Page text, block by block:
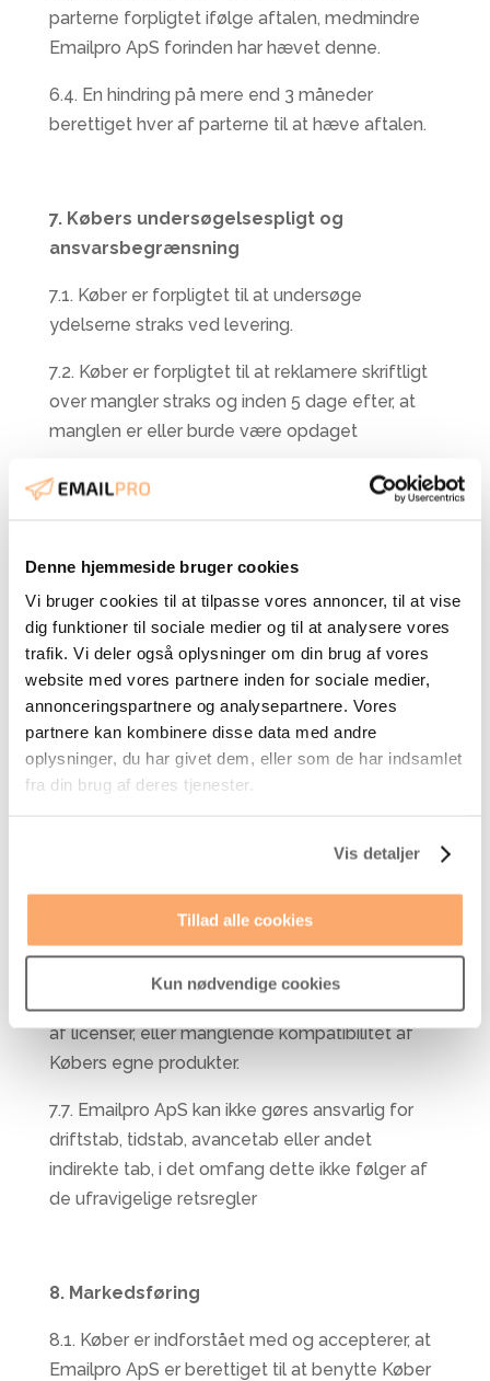
Denne hjemmeside bruger cookies
Vi bruger cookies til at tilpasse vores annoncer, til at vise
dig funktioner til sociale medier og til at analysere vores
trafik. Vi deler også oplysninger om din brug af vores
website med vores partnere inden for sociale medier,
annonceringspartnere og analysepartnere. Vores
partnere kan kombinere disse data med andre
oplysninger, du har givet dem, eller som de har indsamlet
fra din brug af deres tjenester.
Vis detaljer
Tillad alle cookies
Kun nødvendige cookies
parterne forpligtet ifølge aftalen, medmindre
Emailpro ApS forinden har hævet denne.
6.4. En hindring på mere end 3 måneder
berettiget hver af parterne til at hæve aftalen.
7. Købers undersøgelsespligt og
ansvarsbegrænsning
7.1. Køber er forpligtet til at undersøge
ydelserne straks ved levering.
7.2. Køber er forpligtet til at reklamere skriftligt
over mangler straks og inden 5 dage efter, at
manglen er eller burde være opdaget
7.3. Overholder Køber ikke de anførte frister,
produkter og ydelser, som påviseligt er
behæftet med væsentlige fejl eller mangler
hidrørende fra mangelfuld udførelse af
Emailpro ApS.
7.5. Såfremt Køber, dennes repræsentanter eller
samarbejdspartnere egenhændigt skulle
systemer, tilføjelsesprogrammer eller det af
Emailpro ApS leverede, vil der ikke kunne gøres
mangler gældende.
7.6. Tilsvarende er Emailpro ApS ikke ansvarlige
for evt. manglende vedligeholdelse, fornyelse
af licenser, eller manglende kompatibilitet af
Købers egne produkter.
7.7. Emailpro ApS kan ikke gøres ansvarlig for
driftstab, tidstab, avancetab eller andet
indirekte tab, i det omfang dette ikke følger af
de ufravigelige retsregler
8. Markedsføring
8.1. Køber er indforstået med og accepterer, at
Emailpro ApS er berettiget til at benytte Køber